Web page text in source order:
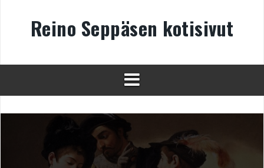
Reino Seppäsen kotisivut